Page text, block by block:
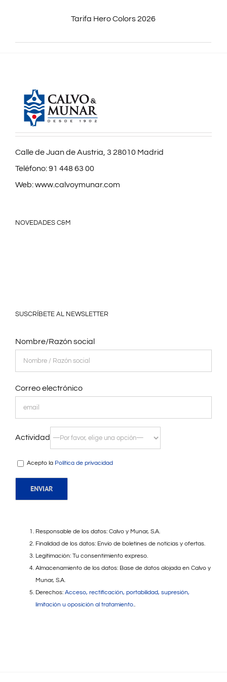
Tarifa Hero Colors 2026
Calle de Juan de Austria, 3 28010 Madrid
Teléfono:91 448 63 00
Web:www.calvoymunar.com
NOVEDADES C&M
SUSCRÍBETE AL NEWSLETTER
Nombre/Razón social
Correo electrónico
Actividad
Acepto la Política de privacidad
Responsable de los datos: Calvo y Munar, S.A.
Finalidad de los datos: Envío de boletines de noticias y ofertas.
Legitimación: Tu consentimiento expreso.
Almacenamiento de los datos: Base de datos alojada en Calvo y
Munar, S.A.
Derechos: Acceso, rectificación, portabilidad, supresión,
limitación u oposición al tratamiento..